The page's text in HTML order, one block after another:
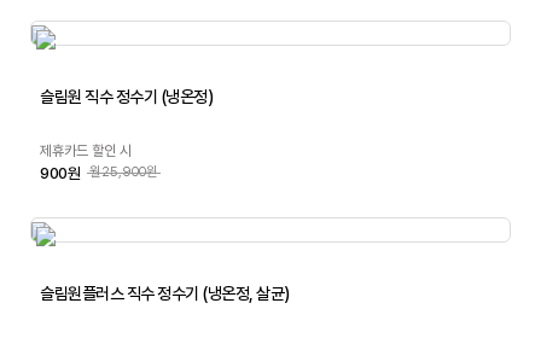
슬림원 직수 정수기 (냉온정)
제휴카드 할인 시
900원 월25,900원
슬림원플러스 직수 정수기 (냉온정, 살균)